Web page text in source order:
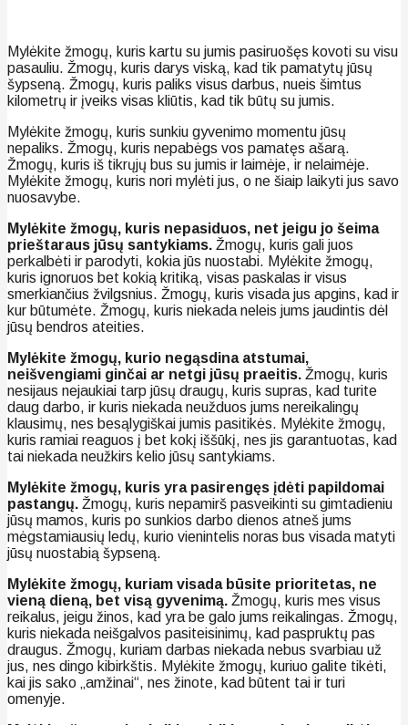
Mylėkite žmogų, kuris kartu su jumis pasiruošęs kovoti su visu
pasauliu. Žmogų, kuris darys viską, kad tik pamatytų jūsų
šypseną. Žmogų, kuris paliks visus darbus, nueis šimtus
kilometrų ir įveiks visas kliūtis, kad tik būtų su jumis.
Mylėkite žmogų, kuris sunkiu gyvenimo momentu jūsų
nepaliks. Žmogų, kuris nepabėgs vos pamatęs ašarą.
Žmogų, kuris iš tikrųjų bus su jumis ir laimėje, ir nelaimėje.
Mylėkite žmogų, kuris nori mylėti jus, o ne šiaip laikyti jus savo
nuosavybe.
Mylėkite žmogų, kuris nepasiduos, net jeigu jo šeima
prieštaraus jūsų santykiams. Žmogų, kuris gali juos
perkalbėti ir parodyti, kokia jūs nuostabi. Mylėkite žmogų,
kuris ignoruos bet kokią kritiką, visas paskalas ir visus
smerkiančius žvilgsnius. Žmogų, kuris visada jus apgins, kad ir
kur būtumėte. Žmogų, kuris niekada neleis jums jaudintis dėl
jūsų bendros ateities.
Mylėkite žmogų, kurio negąsdina atstumai,
neišvengiami ginčai ar netgi jūsų praeitis. Žmogų, kuris
nesijaus nejaukiai tarp jūsų draugų, kuris supras, kad turite
daug darbo, ir kuris niekada neužduos jums nereikalingų
klausimų, nes besąlygiškai jumis pasitikės. Mylėkite žmogų,
kuris ramiai reaguos į bet kokį iššūkį, nes jis garantuotas, kad
tai niekada neužkirs kelio jūsų santykiams.
Mylėkite žmogų, kuris yra pasirengęs įdėti papildomai
pastangų. Žmogų, kuris nepamirš pasveikinti su gimtadieniu
jūsų mamos, kuris po sunkios darbo dienos atneš jums
mėgstamiausių ledų, kurio vienintelis noras bus visada matyti
jūsų nuostabią šypseną.
Mylėkite žmogų, kuriam visada būsite prioritetas, ne
vieną dieną, bet visą gyvenimą. Žmogų, kuris mes visus
reikalus, jeigu žinos, kad yra be galo jums reikalingas. Žmogų,
kuris niekada neišgalvos pasiteisinimų, kad paspruktų pas
draugus. Žmogų, kuriam darbas niekada nebus svarbiau už
jus, nes dingo kibirkštis. Mylėkite žmogų, kuriuo galite tikėti,
kai jis sako „amžinai“, nes žinote, kad būtent tai ir turi
omenyje.